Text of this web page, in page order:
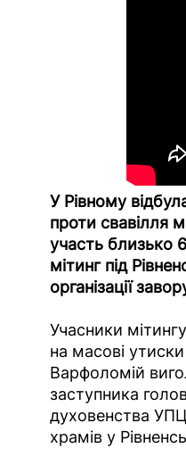
У Рівному
проти свавілля
участь близько
мітинг під
організації
Учасники
на масові
Варфоломій
заступника
духовенства
храмів у